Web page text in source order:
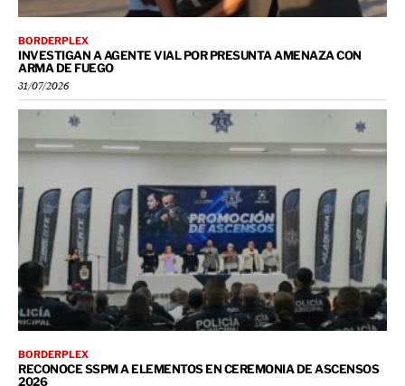
BORDERPLEX
INVESTIGAN A AGENTE VIAL POR PRESUNTA AMENAZA CON
ARMA DE FUEGO
31/07/2026
BORDERPLEX
RECONOCE SSPM A ELEMENTOS EN CEREMONIA DE ASCENSOS
2026